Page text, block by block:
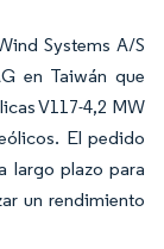
Systems A/S
en Taiwán que
V117-4,2 MW
El pedido
largo plazo para
un rendimiento